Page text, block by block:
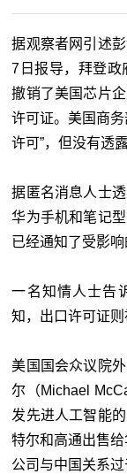
据观察者网引述
7日报导，拜登政
撤销了美国芯片
许可证。美国商
许可”，但没有透
据匿名消息人士
华为手机和笔记
已经通知了受影响
一名知情人士告
知，出口许可证则
美国国会众议院
尔（Michael
发先进人工智能
特尔和高通出售
公司与中国关系过